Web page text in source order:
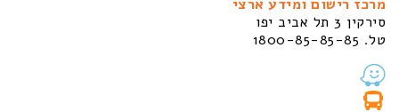
מרכז רישום ומידע ארצי
סירקין 3 תל אביב יפו
טל. 1800-85-85-85